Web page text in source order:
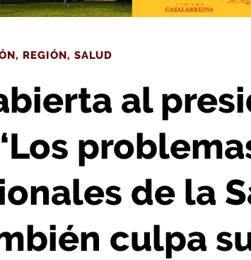
, REGIÓN, SALUD
al
de la
culpa